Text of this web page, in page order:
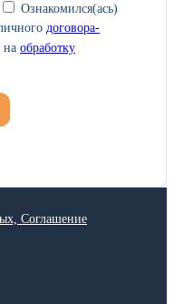
Ознакомился(ась)
договора-
на обработку
Соглашение